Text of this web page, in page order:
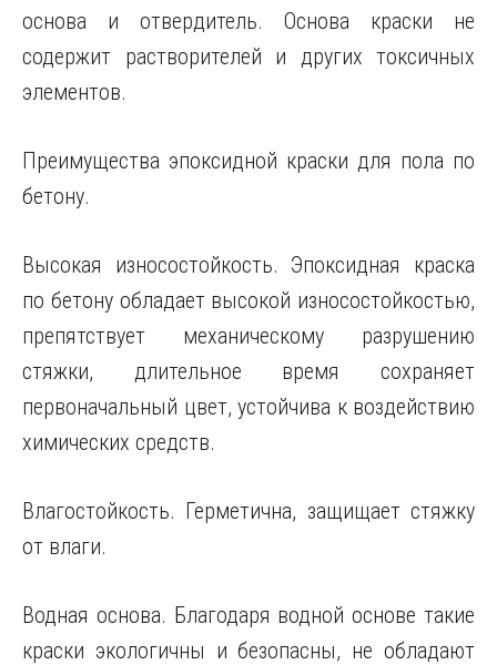
основа и отвердитель. Основа краски не
содержит растворителей и других токсичных
элементов.
Преимущества эпоксидной краски для пола по
бетону.
Высокая износостойкость. Эпоксидная краска
по бетону обладает высокой износостойкостью,
препятствует механическому разрушению
стяжки, длительное время сохраняет
первоначальный цвет, устойчива к воздействию
химических средств.
Влагостойкость. Герметична, защищает стяжку
от влаги.
Водная основа. Благодаря водной основе такие
краски экологичны и безопасны, не обладают